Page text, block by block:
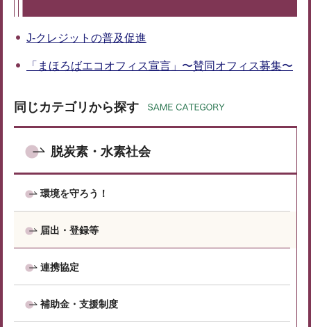
J-クレジットの普及促進
「まほろばエコオフィス宣言」〜賛同オフィス募集〜
同じカテゴリから探す
脱炭素・水素社会
環境を守ろう！
届出・登録等
連携協定
補助金・支援制度